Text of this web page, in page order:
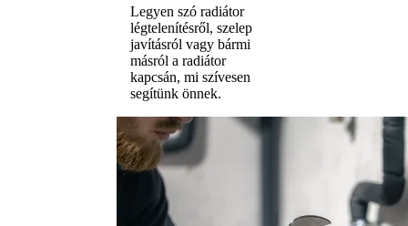
Legyen szó radiátor
légtelenítésről, szelep
javításról vagy bármi
másról a radiátor
kapcsán, mi szívesen
segítünk önnek.